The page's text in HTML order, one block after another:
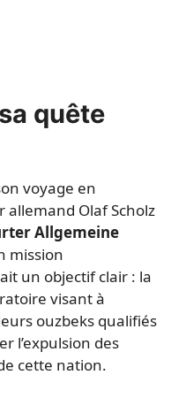
quête
voyage en
allemand Olaf Scholz
Allgemeine
mission
un objectif clair : la
visant à
ouzbeks qualifiés
l’expulsion des
cette nation.